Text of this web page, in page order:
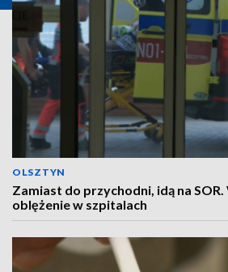
OLSZTYN
Zamiast do przychodni, idą na
oblężenie w szpitalach